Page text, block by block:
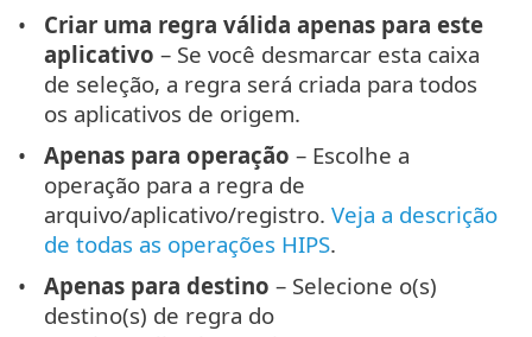
Criar uma regra válida apenas para este
aplicativo – Se você desmarcar esta caixa
de seleção, a regra será criada para todos
os aplicativos de origem.
Apenas para operação – Escolhe a
operação para a regra de
arquivo/aplicativo/registro.Veja a descrição
de todas as operações HIPS.
Apenas para destino – Selecione o(s)
destino(s) de regra do